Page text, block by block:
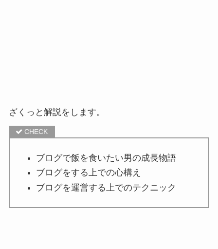
ざくっと解説をします。
ブログで飯を食いたい男の成長物語
ブログをする上での心構え
ブログを運営する上でのテクニック